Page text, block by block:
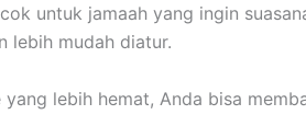
untuk jamaah yang ingin
lebih mudah diatur.
lebih hemat, Anda bisa